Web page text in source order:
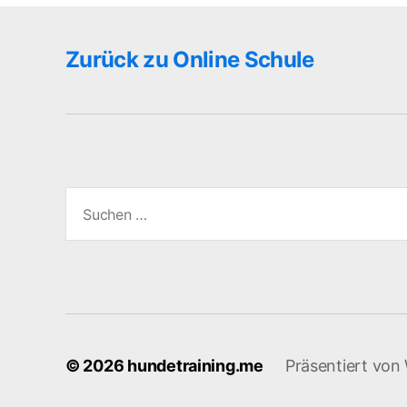
Zurück zu Online Schule
nach:
© 2026 hundetraining.me Präsentiert von